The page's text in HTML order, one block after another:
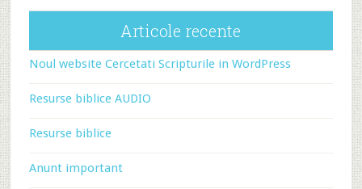
Articole recente
Noul website Cercetati Scripturile in WordPress
Resurse biblice AUDIO
Resurse biblice
Anunt important